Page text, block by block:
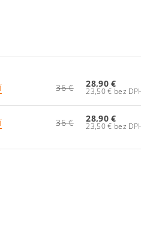
36 € 28,90 €
23,50 € bez
36 € 28,90 €
23,50 € bez